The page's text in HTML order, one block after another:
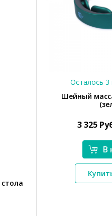
Осталось 3
Шейный
3 325
В